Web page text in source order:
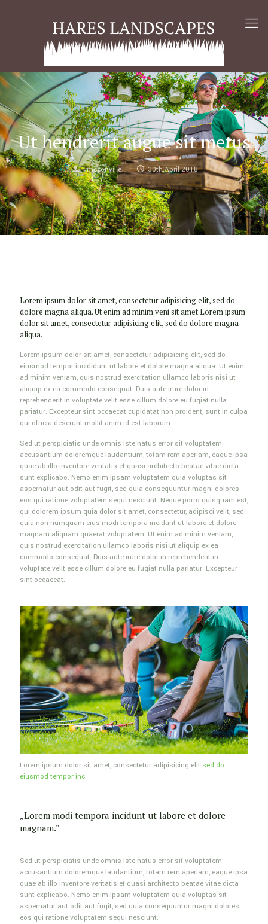
Ut hendrerit augue sit metus
vmcconville 30th April 2018
Lorem ipsum dolor sit amet, consectetur adipisicing elit, sed do
dolore magna aliqua. Ut enim ad minim veni sit amet Lorem ipsum
dolor sit amet, consectetur adipisicing elit, sed do dolore magna
aliqua.
Lorem ipsum dolor sit amet, consectetur adipisicing elit, sed do
eiusmod tempor incididunt ut labore et dolore magna aliqua. Ut enim
ad minim veniam, quis nostrud exercitation ullamco laboris nisi ut
aliquip ex ea commodo consequat. Duis aute irure dolor in
reprehenderit in voluptate velit esse cillum dolore eu fugiat nulla
pariatur. Excepteur sint occaecat cupidatat non proident, sunt in culpa
qui officia deserunt mollit anim id est laborum.
Sed ut perspiciatis unde omnis iste natus error sit voluptatem
accusantium doloremque laudantium, totam rem aperiam, eaque ipsa
quae ab illo inventore veritatis et quasi architecto beatae vitae dicta
sunt explicabo. Nemo enim ipsam voluptatem quia voluptas sit
aspernatur aut odit aut fugit, sed quia consequuntur magni dolores
eos qui ratione voluptatem sequi nesciunt. Neque porro quisquam est,
qui dolorem ipsum quia dolor sit amet, consectetur, adipisci velit, sed
quia non numquam eius modi tempora incidunt ut labore et dolore
magnam aliquam quaerat voluptatem. Ut enim ad minim veniam,
quis nostrud exercitation ullamco laboris nisi ut aliquip ex ea
commodo consequat. Duis aute irure dolor in reprehenderit in
voluptate velit esse cillum dolore eu fugiat nulla pariatur. Excepteur
sint occaecat.
Lorem ipsum dolor sit amet, consectetur adipisicing elit sed do
eiusmod tempor inc
„Lorem modi tempora incidunt ut labore et dolore
magnam.”
Sed ut perspiciatis unde omnis iste natus error sit voluptatem
accusantium doloremque laudantium, totam rem aperiam, eaque ipsa
quae ab illo inventore veritatis et quasi architecto beatae vitae dicta
sunt explicabo. Nemo enim ipsam voluptatem quia voluptas sit
aspernatur aut odit aut fugit, sed quia consequuntur magni dolores
eos qui ratione voluptatem sequi nesciunt.